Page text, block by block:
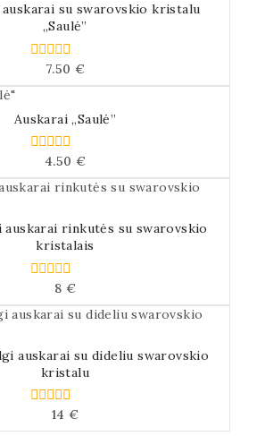
auskarai su swarovskio kristalu
„Saulė”
iš
7.50 €
Auskarai „Saulė”
iš
5
4.50 €
auskarai rinkutės su swarovskio
kristalais
iš
5
8 €
auskarai su dideliu swarovskio
kristalu
iš
14 €